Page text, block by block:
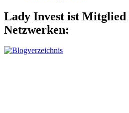
Lady Invest ist Mitglied
Netzwerken: